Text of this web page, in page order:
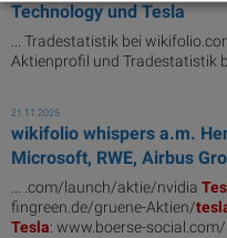
Technology und Tesla
... Tradestatistik bei
Aktienprofil und Tradestatistik
21.11.2025
wikifolio whispers a.m.
Microsoft, RWE, Airbus
... .com/launch/aktie/nvidia
fingreen.de/gruene-Aktien/
Tesla: www.boerse-social.com/